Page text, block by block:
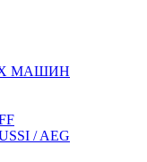
МАШИН
/ AEG